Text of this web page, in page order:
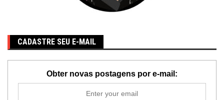
CADASTRE SEU E-MAIL
Obter novas postagens por e-mail: